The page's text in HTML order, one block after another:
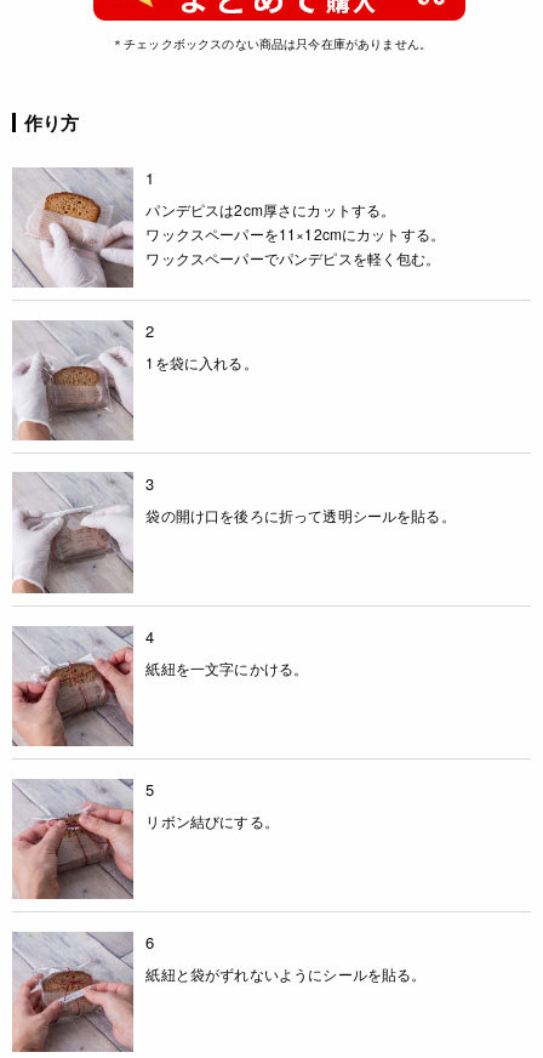
＊チェックボックスのない商品は只今在庫がありません。
作り方
1
パンデピスは2cm厚さにカットする。
ワックスペーパーを11×12cmにカットする。
ワックスペーパーでパンデピスを軽く包む。
2
1を袋に入れる。
3
袋の開け口を後ろに折って透明シールを貼る。
4
紙紐を一文字にかける。
5
リボン結びにする。
6
紙紐と袋がずれないようにシールを貼る。